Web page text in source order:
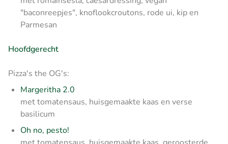
"baconreepjes", knoflookcroutons, rode ui, kip en
Parmesan
Hoofdgerecht
Pizza's the OG's:
Margeritha 2.0
met tomatensaus, huisgemaakte kaas en verse
basilicum
Oh no, pesto!